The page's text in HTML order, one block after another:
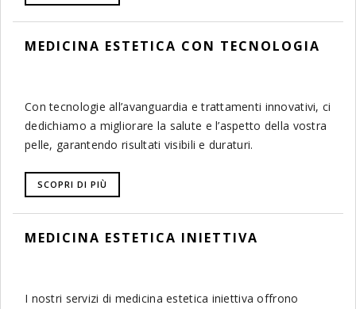
MEDICINA ESTETICA CON TECNOLOGIA
Con tecnologie all’avanguardia e trattamenti innovativi, ci
dedichiamo a migliorare la salute e l’aspetto della vostra
pelle, garantendo risultati visibili e duraturi.
SCOPRI DI PIÙ
MEDICINA ESTETICA INIETTIVA
I nostri servizi di medicina estetica iniettiva offrono